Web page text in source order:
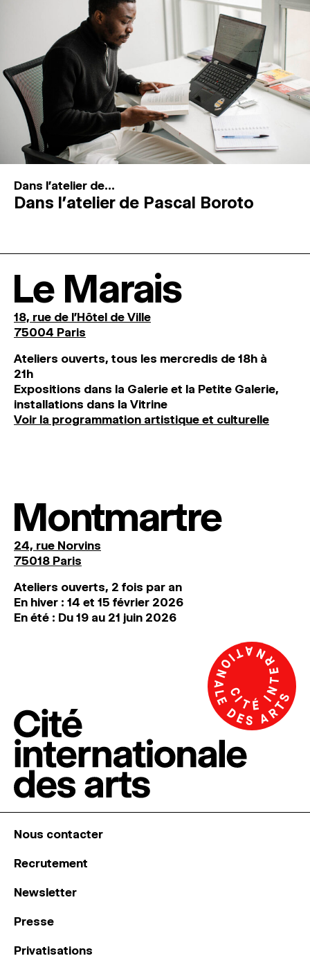
Dans l'atelier de...
Dans l’atelier de Pascal Boroto
Le Marais
18, rue de l'Hôtel de Ville
75004 Paris
Ateliers ouverts, tous les mercredis de 18h à
21h
Expositions dans la Galerie et la Petite Galerie,
installations dans la Vitrine
Voir la programmation artistique et culturelle
Montmartre
24, rue Norvins
75018 Paris
Ateliers ouverts, 2 fois par an
En hiver : 14 et 15 février 2026
En été : Du 19 au 21 juin 2026
Nous contacter
Recrutement
Newsletter
Presse
Privatisations